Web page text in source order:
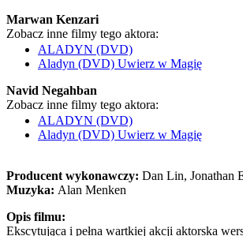
Marwan Kenzari
Zobacz inne filmy tego aktora:
ALADYN (DVD)
Aladyn (DVD) Uwierz w Magię
Navid Negahban
Zobacz inne filmy tego aktora:
ALADYN (DVD)
Aladyn (DVD) Uwierz w Magię
Producent wykonawczy: Dan Lin, Jonathan
Muzyka: Alan Menken
Opis filmu:
Ekscytująca i pełna wartkiej akcji aktorska